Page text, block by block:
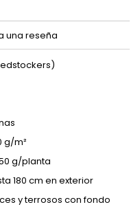
una reseña
g/m²
g/planta
180 cm en exterior
y terrosos con fondo